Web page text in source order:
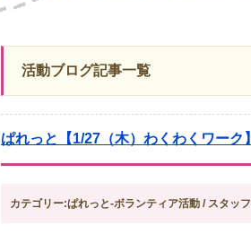
活動ブログ記事一覧
ぱれっと【1/27（木）わくわくワーク】
カテゴリー:ぱれっと-ボランティア活動 / スタッ